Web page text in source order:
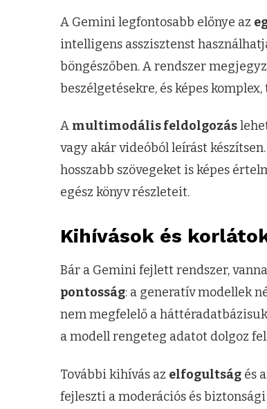
A Gemini legfontosabb előnye az
intelligens asszisztenst
böngészőben. A rendszer
beszélgetésekre, és képes
A multimodális feldolgozás
vagy akár videóból leírást
hosszabb szövegeket is képes
egész könyv részleteit.
Kihívások és
Bár a Gemini fejlett rendszer,
pontosság: a generatív modellek
nem megfelelő a
a modell rengeteg adatot dolgoz
További kihívás az elfogultság és
fejleszti a moderációs és